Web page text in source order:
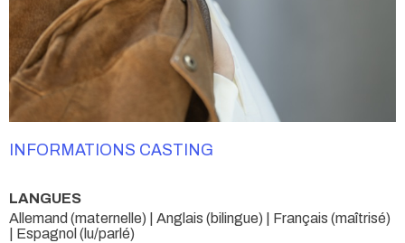
INFORMATIONS CASTING
LANGUES
Allemand (maternelle) | Anglais (bilingue) | Français (maîtrisé)
| Espagnol (lu/parlé)